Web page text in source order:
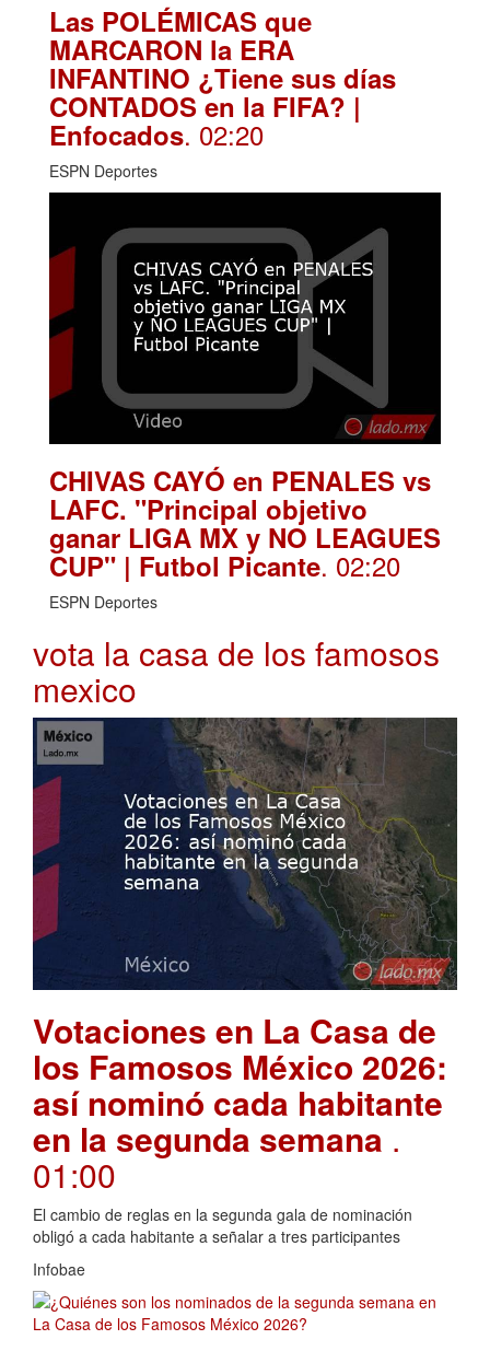
Las POLÉMICAS que
MARCARON la ERA
INFANTINO ¿Tiene sus días
CONTADOS en la FIFA? |
Enfocados. 02:20
ESPN Deportes
CHIVAS CAYÓ en PENALES vs
LAFC. "Principal objetivo
ganar LIGA MX y NO LEAGUES
CUP" | Futbol Picante. 02:20
ESPN Deportes
vota la casa de los famosos
mexico
Votaciones en La Casa de
los Famosos México 2026:
así nominó cada habitante
en la segunda semana .
01:00
El cambio de reglas en la segunda gala de nominación
obligó a cada habitante a señalar a tres participantes
Infobae